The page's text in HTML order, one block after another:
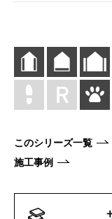
このシリーズ一覧
施工事例